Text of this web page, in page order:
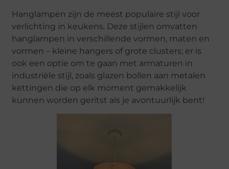
Hanglampen zijn de meest populaire stijl voor
verlichting in keukens. Deze stijlen omvatten
hanglampen in verschillende vormen, maten en
vormen – kleine hangers of grote clusters; er is
ook een optie om te gaan met armaturen in
industriële stijl, zoals glazen bollen aan metalen
kettingen die op elk moment gemakkelijk
kunnen worden geritst als je avontuurlijk bent!